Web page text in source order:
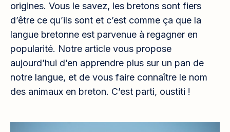
origines. Vous le savez, les bretons sont fiers
d’être ce qu’ils sont et c’est comme ça que la
langue bretonne est parvenue à regagner en
popularité. Notre article vous propose
aujourd’hui d’en apprendre plus sur un pan de
notre langue, et de vous faire connaître le nom
des animaux en breton. C’est parti, oustiti !